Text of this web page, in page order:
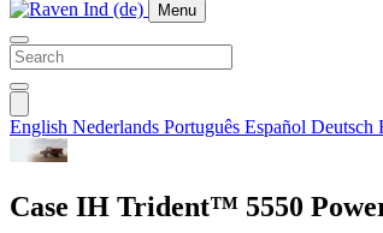
Menu
English Nederlands Português Español Deutsch
Case IH Trident™ 5550